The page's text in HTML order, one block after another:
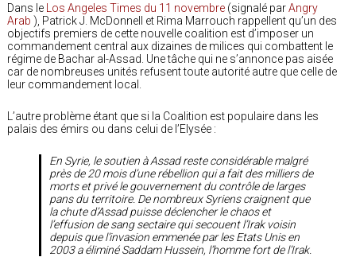
Dans le Los Angeles Times du 11 novembre (signalé parAngry
Arab ), Patrick J. McDonnell et Rima Marrouch rappellent qu’un des
objectifs premiers de cette nouvelle coalition est d’imposer un
commandement central aux dizaines de milices qui combattent le
régime de Bachar al-Assad. Une tâche qui ne s’annonce pas aisée
car de nombreuses unités refusent toute autorité autre que celle de
leur commandement local.
L’autre problème étant que si la Coalition est populaire dans les
palais des émirs ou dans celui de l’Elysée :
En Syrie, le soutien à Assad reste considérable malgré
près de 20 mois d’une rébellion qui a fait des milliers de
morts et privé le gouvernement du contrôle de larges
pans du territoire. De nombreux Syriens craignent que
la chute d’Assad puisse déclencher le chaos et
l’effusion de sang sectaire qui secouent l’Irak voisin
depuis que l’invasion emmenée par les Etats Unis en
2003 a éliminé Saddam Hussein, l’homme fort de l’Irak.